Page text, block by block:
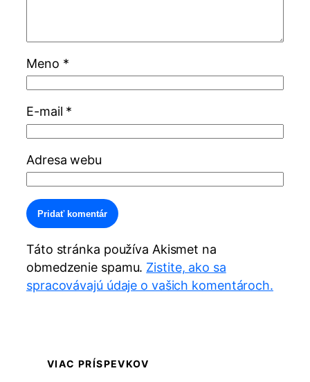
Meno *
E-mail *
Adresa webu
Alternative:
Táto stránka používa Akismet na
obmedzenie spamu. Zistite, ako sa
spracovávajú údaje o vašich komentároch.
VIAC PRÍSPEVKOV